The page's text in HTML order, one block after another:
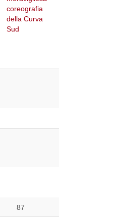
87